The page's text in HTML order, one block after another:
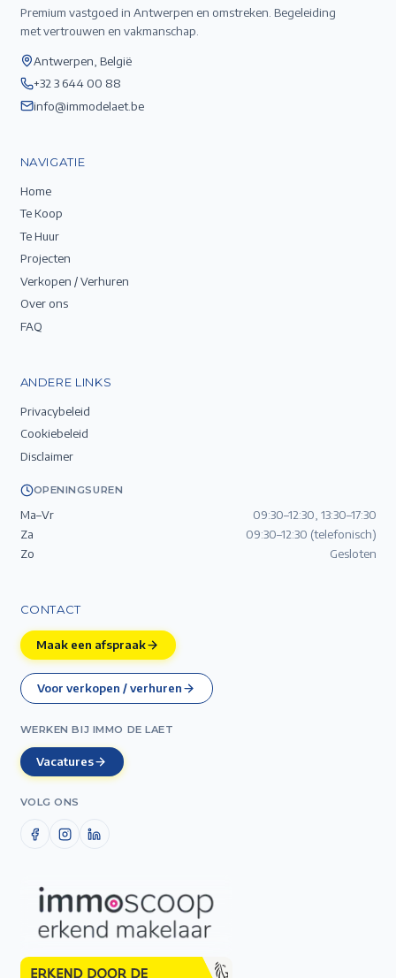
Premium vastgoed in Antwerpen en omstreken. Begeleiding
met vertrouwen en vakmanschap.
Antwerpen, België
+32 3 644 00 88
info@immodelaet.be
NAVIGATIE
Home
Te Koop
Te Huur
Projecten
Verkopen / Verhuren
Over ons
FAQ
ANDERE LINKS
Privacybeleid
Cookiebeleid
Disclaimer
OPENINGSUREN
Ma–Vr
09:30–12:30, 13:30–17:30
Za
09:30–12:30 (telefonisch)
Zo
Gesloten
CONTACT
Maak een afspraak
Voor verkopen / verhuren
WERKEN BIJ IMMO DE LAET
Vacatures
VOLG ONS